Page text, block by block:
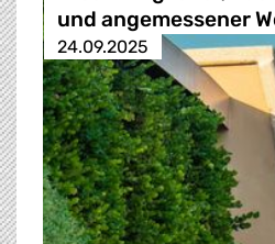
und angemessener
24.09.2025